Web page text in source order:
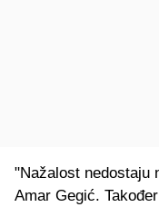
"Nažalost nedostaju
Amar Gegić.